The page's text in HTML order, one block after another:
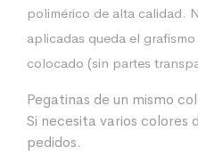
polimérico de alta calidad.
aplicadas queda el
colocado (sin partes
Pegatinas de un mismo
Si necesita varios colores
pedidos.